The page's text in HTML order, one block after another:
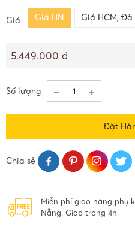
Giá Giá HN Giá HCM, Đà
5.449.000 đ
Số lượng
Đặt
Chia sẻ
Miễn phí giao hàng phụ
Nẵng. Giao trong 4h